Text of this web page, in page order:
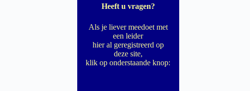
Heeft u vragen?
Als je liever meedoet met
een leider
hier al geregistreerd op
deze site,
klik op onderstaande knop: